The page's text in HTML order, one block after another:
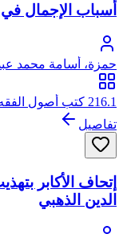
أسباب الإجمال
حمزة، أسامة محمد
216.1 كتب أصول الفقه وقواعده
تفاصيل
إتحاف الأكابر
الدين الذهبي